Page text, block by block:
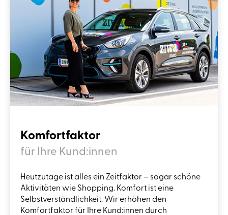
Komfortfaktor
für Ihre Kund:innen
Heutzutage ist alles ein Zeitfaktor – sogar schöne
Aktivitäten wie Shopping. Komfort ist eine
Selbstverständlichkeit. Wir erhöhen den
Komfortfaktor für Ihre Kund:innen durch